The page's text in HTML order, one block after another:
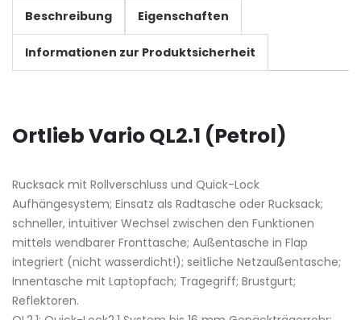
Beschreibung Eigenschaften
Informationen zur Produktsicherheit
Ortlieb Vario QL2.1 (Petrol)
Rucksack mit Rollverschluss und Quick-Lock
Aufhängesystem; Einsatz als Radtasche oder Rucksack;
schneller, intuitiver Wechsel zwischen den Funktionen
mittels wendbarer Fronttasche; Außentasche in Flap
integriert (nicht wasserdicht!); seitliche Netzaußentasche;
Innentasche mit Laptopfach; Tragegriff; Brustgurt;
Reflektoren.